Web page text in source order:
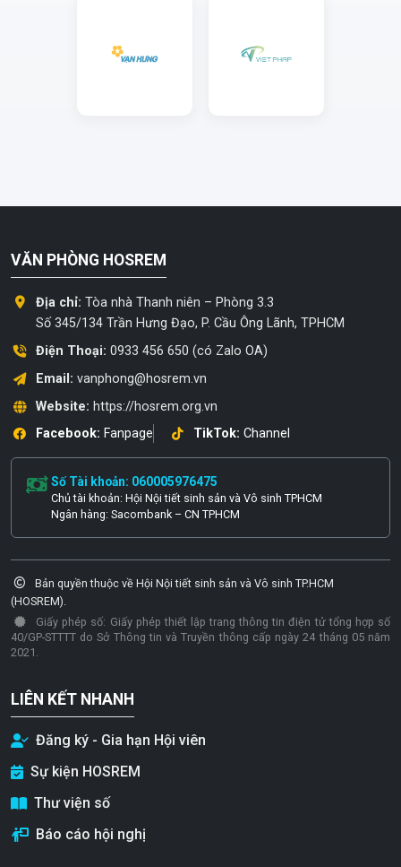
VĂN PHÒNG HOSREM
Địa chỉ: Tòa nhà Thanh niên – Phòng 3.3
Số 345/134 Trần Hưng Đạo, P. Cầu Ông Lãnh, TPHCM
Điện Thoại: 0933 456 650 (có Zalo OA)
Email: vanphong@hosrem.vn
Website: https://hosrem.org.vn
Facebook: Fanpage TikTok: Channel
Số Tài khoản: 060005976475
Chủ tài khoản: Hội Nội tiết sinh sản và Vô sinh TPHCM
Ngân hàng: Sacombank – CN TPHCM
Bản quyền thuộc về Hội Nội tiết sinh sản và Vô sinh TP.HCM
(HOSREM).
Giấy phép số: Giấy phép thiết lập trang thông tin điện tử tổng hợp số
40/GP-STTTT do Sở Thông tin và Truyền thông cấp ngày 24 tháng 05 năm
2021.
LIÊN KẾT NHANH
Đăng ký - Gia hạn Hội viên
Sự kiện HOSREM
Thư viện số
Báo cáo hội nghị